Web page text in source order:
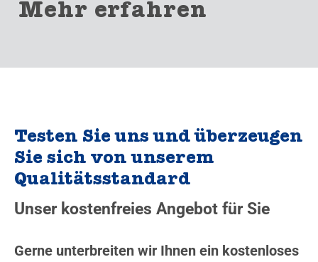
Testen Sie uns und überzeugen
Sie sich von unserem
Qualitätsstandard
Unser kostenfreies Angebot für Sie
Gerne unterbreiten wir Ihnen ein kostenloses
Mehr erfahren